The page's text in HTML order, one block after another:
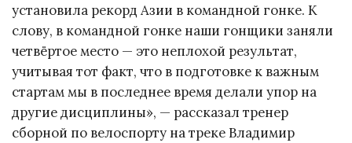
установила рекорд Азии в командной гонке. К
слову, в командной гонке наши гонщики заняли
четвёртое место — это неплохой результат,
учитывая тот факт, что в подготовке к важным
стартам мы в последнее время делали упор на
другие дисциплины», — рассказал тренер
сборной по велоспорту на треке Владимир